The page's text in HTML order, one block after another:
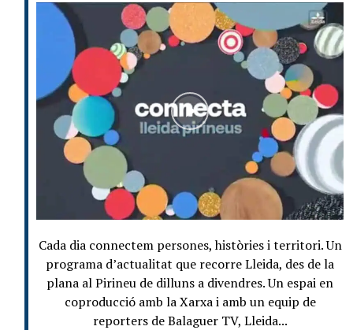
Cada dia connectem persones, històries i territori. Un
programa d’actualitat que recorre Lleida, des de la
plana al Pirineu de dilluns a divendres. Un espai en
coproducció amb la Xarxa i amb un equip de
reporters de Balaguer TV, Lleida...